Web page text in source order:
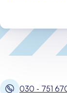
030 - 751